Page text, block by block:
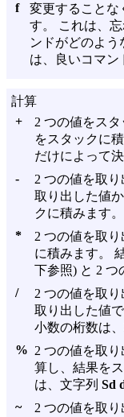
f
変更することな
す。 これは、
ンドがどのよう
は、良いコマン
計算
+
2 つの値をス
をスタックに
だけによって
-
2 つの値を取
取り出した値
クに積みます。
*
2 つの値を取
に積みます。
下参照) と 2 つ
/
2 つの値を取
取り出した値
小数の桁数は
% 2 つの値を取り
算し、結果を
は、文字列 Sd
~
2 つの値を取